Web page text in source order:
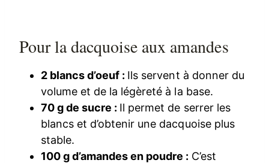
Pour la dacquoise aux amandes
2 blancs d’oeuf : Ils servent à donner du
volume et de la légèreté à la base.
70 g de sucre : Il permet de serrer les
blancs et d’obtenir une dacquoise plus
stable.
100 g d’amandes en poudre : C’est